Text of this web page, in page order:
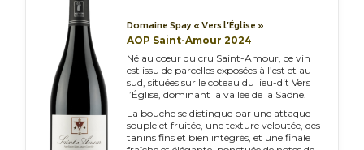
Domaine Spay « Vers l’Église »
AOP Saint-Amour 2024
Né au cœur du cru Saint-Amour, ce vin
est issu de parcelles exposées à l’est et au
sud, situées sur le coteau du lieu-dit Vers
l’Église, dominant la vallée de la Saône.
La bouche se distingue par une attaque
souple et fruitée, une texture veloutée, des
tanins fins et bien intégrés, et une finale